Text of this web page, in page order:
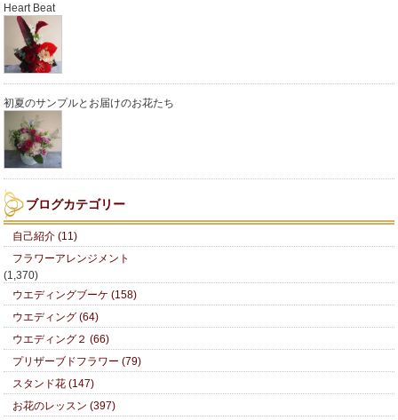
Heart Beat
初夏のサンプルとお届けのお花たち
ブログカテゴリー
自己紹介 (11)
フラワーアレンジメント
(1,370)
ウエディングブーケ (158)
ウエディング (64)
ウエディング２ (66)
プリザーブドフラワー (79)
スタンド花 (147)
お花のレッスン (397)